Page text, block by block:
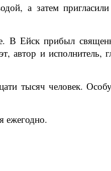
а затем
В Ейск прибыл
автор и
тысяч человек.
ежегодно.